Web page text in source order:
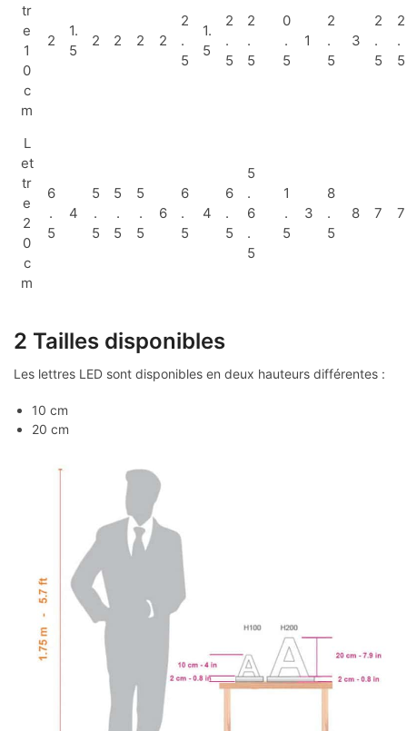
tr
e
1
0
c
m
2
1.
5
2 2 2 2
2
.
5
1.
5
2
.
5
2
.
5
0
.
5
1
2
.
5
3
2
.
5
2
.
5
L
et
tr
e
2
0
c
m
6
.
5
4
5
.
5
5
.
5
5
.
5
6
6
.
5
4
6
.
5
5
.
6
.
5
1
.
5
3
8
.
5
8 7 7
2 Tailles disponibles
Les lettres LED sont disponibles en deux hauteurs différentes :
10 cm
20 cm